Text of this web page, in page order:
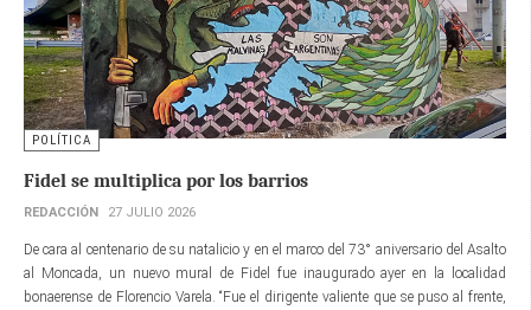
POLÍTICA
Fidel se multiplica por los barrios
REDACCIÓN 27 JULIO 2026
De cara al centenario de su natalicio y en el marco del 73° aniversario del Asalto
al Moncada, un nuevo mural de Fidel fue inaugurado ayer en la localidad
bonaerense de Florencio Varela. “Fue el dirigente valiente que se puso al frente,